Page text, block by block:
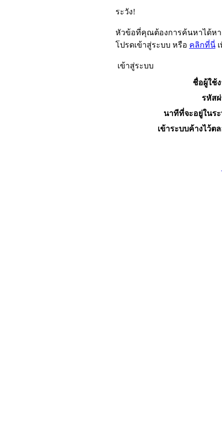
ระวัง!
หัวข้อที่คุณต้องการค้นหาได้ห
โปรดเข้าสู่ระบบ หรือ คลิกที่นี่เ
เข้าสู่ระบบ
ชื่อผู้ใช้
รหัส
นาทีที่จะอยู่ในร
เข้าระบบค้างไว้ต